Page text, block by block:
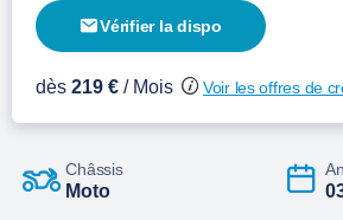
Vérifier la dispo
dès 219 € / Mois Voir les offres de
Châssis
Moto